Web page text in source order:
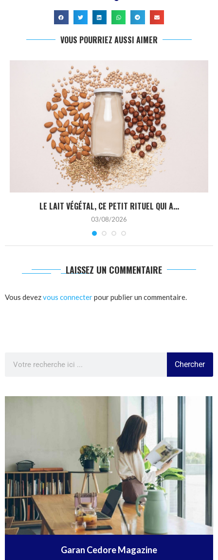
VOUS POURRIEZ AUSSI AIMER
LE LAIT VÉGÉTAL, CE PETIT RITUEL QUI A...
03/08/2026
LAISSEZ UN COMMENTAIRE
Vous devezvous connecterpour publier un commentaire.
Chercher
Garan Cedore Magazine